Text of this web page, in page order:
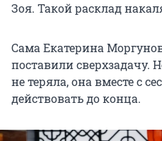
Зоя. Такой расклад
Сама Екатерина
поставили
не теряла, она вместе с
действовать до конца.